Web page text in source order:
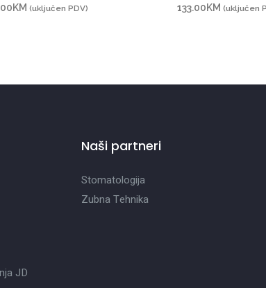
KM (uključen PDV) 133.00KM (uključen
JD
Naši partneri
Stomatologija
Zubna Tehnika